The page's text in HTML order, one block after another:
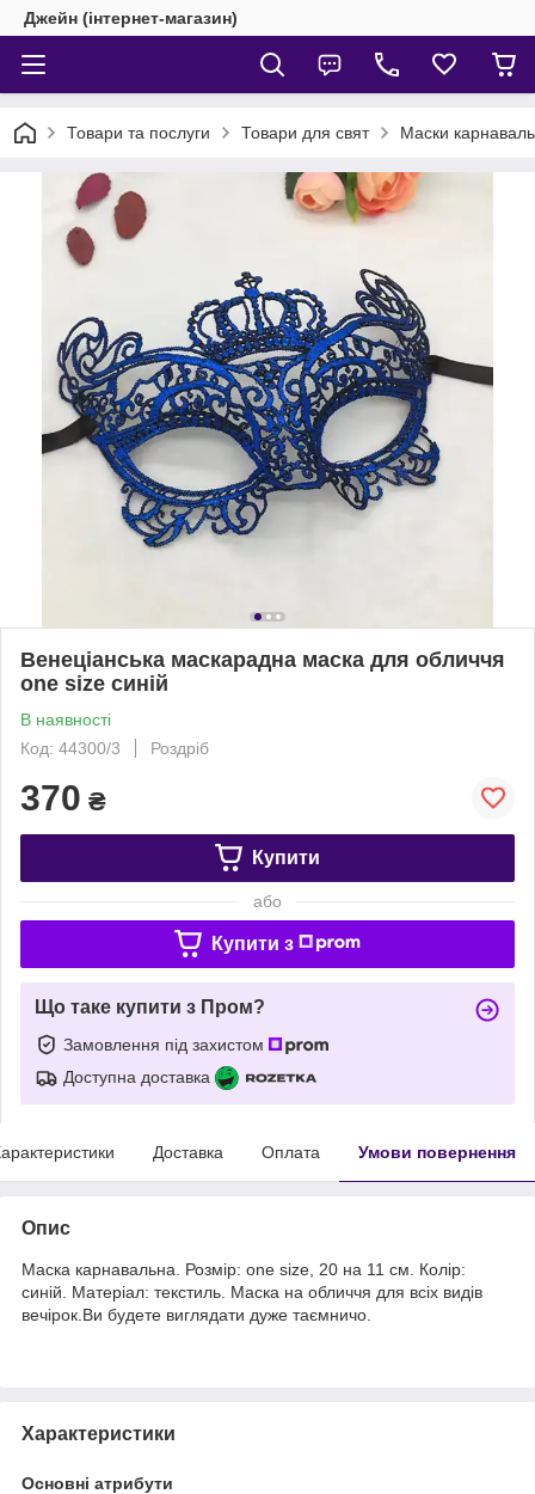
Джейн (інтернет-магазин)
Товари та послуги Товари для свят Маски
Венеціанська маскарадна маска для обличчя
one size синій
В наявності
Код: 44300/3
Роздріб
370 ₴
Купити
або
Купити з
Що таке купити з Пром?
Замовлення під захистом
Доступна доставка
Доставка Оплата Умови повернення
Опис
Маска карнавальна. Розмір: one size, 20 на 11 см. Колір:
синій. Матеріал: текстиль. Маска на обличчя для всіх видів
вечірок.Ви будете виглядати дуже таємничо.
Характеристики
Основні атрибути